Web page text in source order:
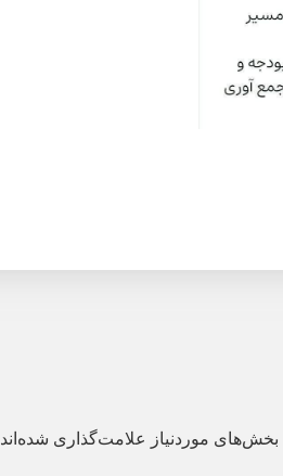
بخش‌های موردنیاز علامت‌گذاری شده‌اند